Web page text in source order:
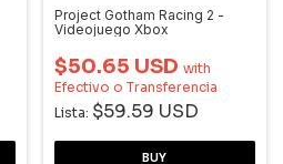
Project Gotham Racing 2 -
Videojuego Xbox
$50.65 USD with
Efectivo o Transferencia
Lista: $59.59 USD